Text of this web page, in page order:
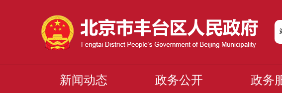
新闻动态 政务公开 政务